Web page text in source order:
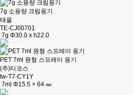
7g 소용량 크림용기
태을
TE-CJ00701
7g Φ30.0 x h22.0
PET 7ml 원형 스프레이 용기
(주)티코스
tw-T7-CY1Y
7ml Φ15.5 × 64 ㎜